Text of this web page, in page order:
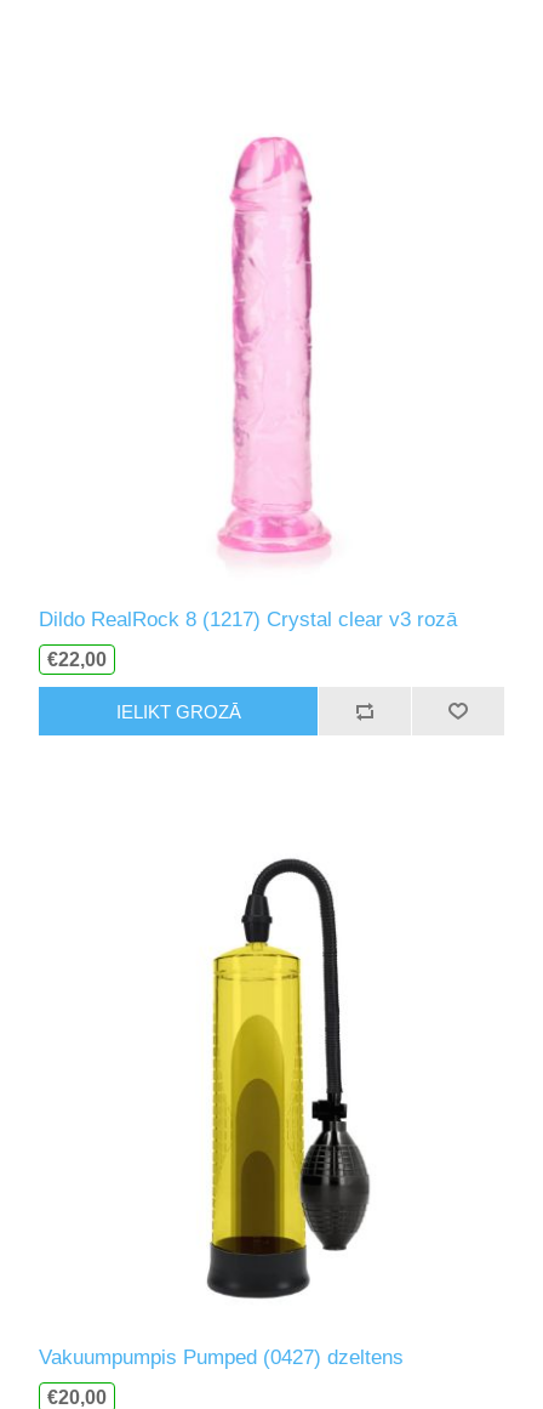
Dildo RealRock 8 (1217) Crystal clear v3 rozā
€22,00
IELIKT GROZĀ
Vakuumpumpis Pumped (0427) dzeltens
€20,00